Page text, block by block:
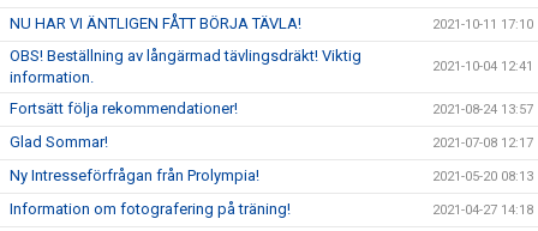
NU HAR VI ÄNTLIGEN FÅTT BÖRJA TÄVLA! 2021-10-11 17:10
OBS! Beställning av långärmad tävlingsdräkt! Viktig
information.
2021-10-04 12:41
Fortsätt följa rekommendationer! 2021-08-24 13:57
Glad Sommar! 2021-07-08 12:17
Ny Intresseförfrågan från Prolympia! 2021-05-20 08:13
Information om fotografering på träning! 2021-04-27 14:18